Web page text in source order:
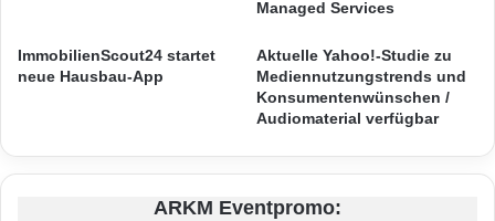
Einsicht in das Profil des jeweils anderen und
können miteinander kommunizieren. Damit
s
i
:
Managed Services
ImmobilienScout24 startet
neue Hausbau-App
Aktuelle Yahoo!-Studie zu
Mediennutzungstrends und
Konsumentenwünschen /
Audiomaterial verfügbar
ARKM Eventpromo: